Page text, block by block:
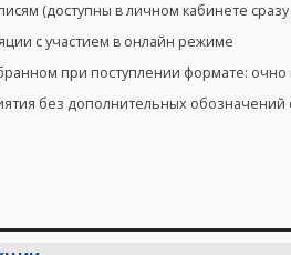
(доступны в личном кабинете
с участием в онлайн режиме
при поступлении формате:
без дополнительных